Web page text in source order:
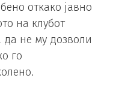
откако јавно
на клубот
да не му дозволи
го